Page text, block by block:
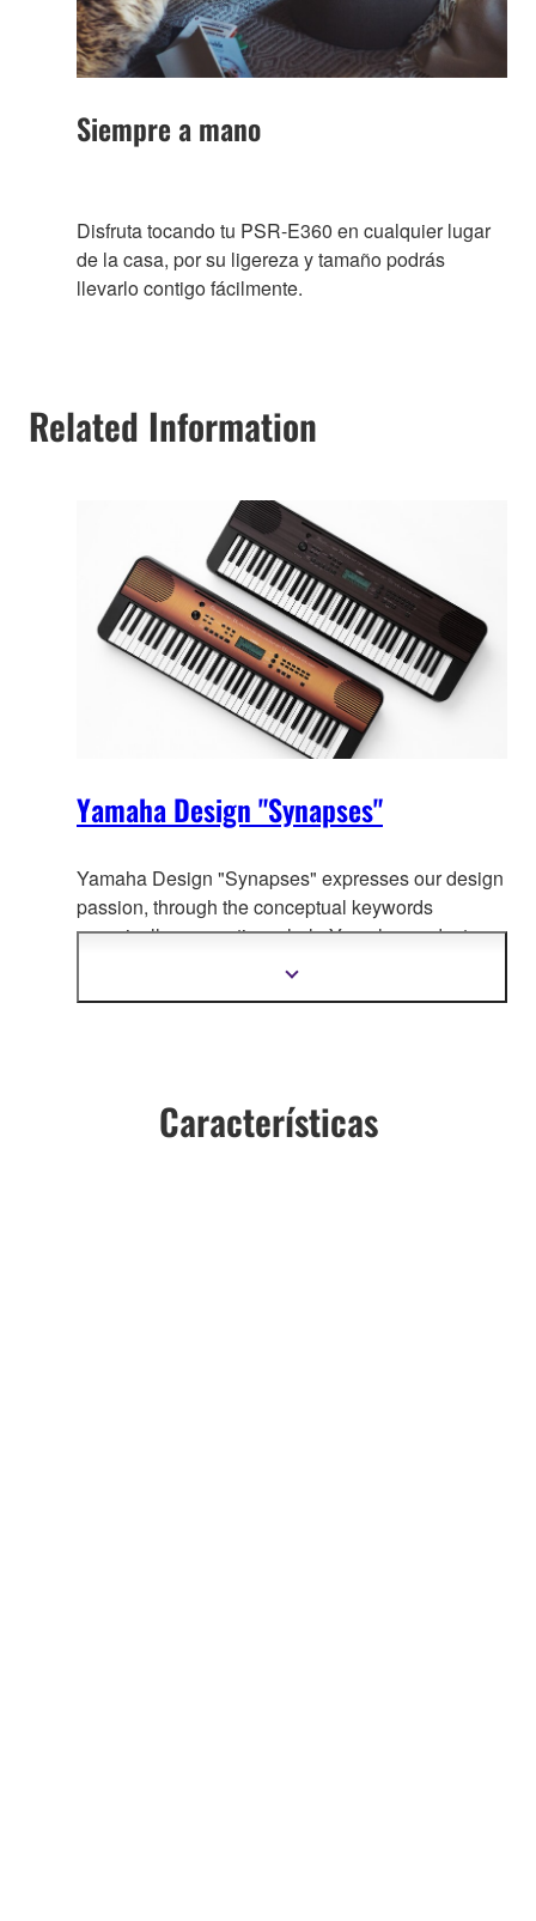
Siempre a mano
Disfruta tocando tu PSR-E360 en cualquier lugar
de la casa, por su ligereza y tamaño podrás
llevarlo contigo fácilmente.
Related Information
Yamaha Design "Synapses"
Yamaha Design "Synapses" expresses our design
passion, through the conceptual keywords
organically connecting whole Yamaha product
Mostrar
Características